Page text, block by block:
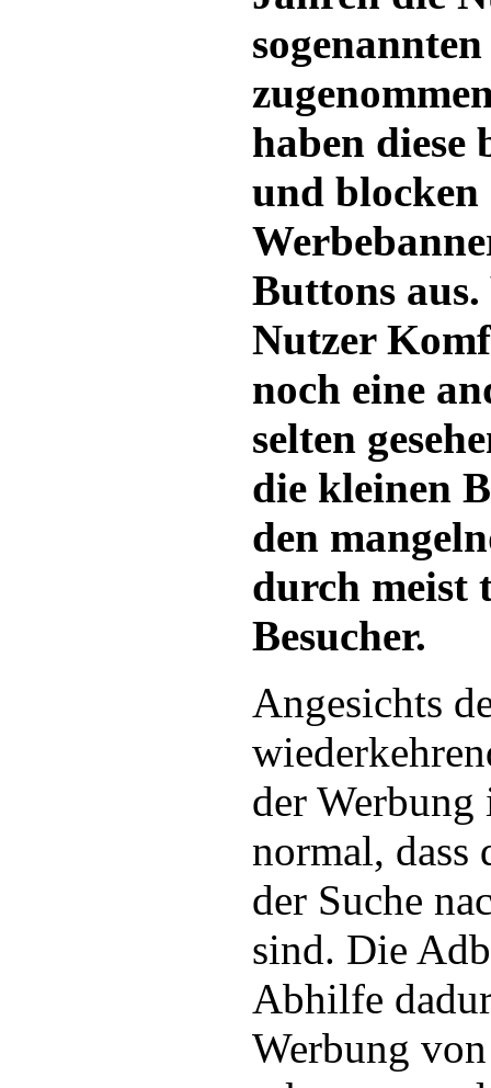
haben diese
und
Buttons
Nutzer
noch eine
selten
die kleinen
den
durch meist
Besucher.
Angesichts
der
normal, dass
der Suche
sind. Die
Abhilfe
Werbung